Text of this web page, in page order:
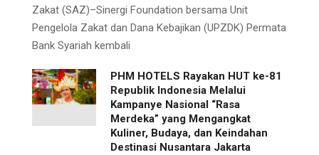
Zakat (SAZ)–Sinergi Foundation bersama Unit
Pengelola Zakat dan Dana Kebajikan (UPZDK) Permata
Bank Syariah kembali
PHM HOTELS Rayakan HUT ke-81
Republik Indonesia Melalui
Kampanye Nasional “Rasa
Merdeka” yang Mengangkat
Kuliner, Budaya, dan Keindahan
Destinasi Nusantara Jakarta